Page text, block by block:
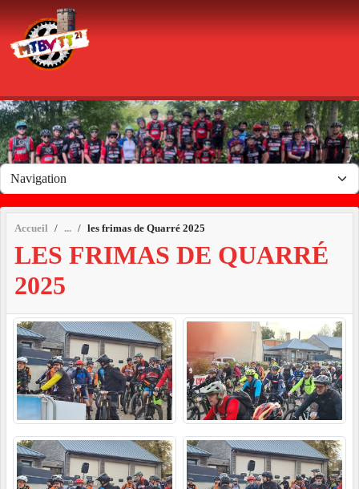
Accueil les frimas de Quarré 2025
LES FRIMAS DE QUARRÉ
2025
Panneau de gestion des cookies